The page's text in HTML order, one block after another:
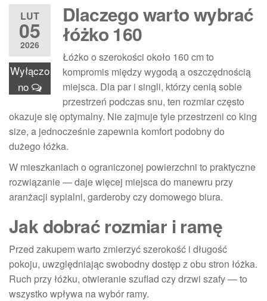
LUT
05
2026
Wyłączo
no
Dlaczego warto wybrać
łóżko 160
Łóżko o szerokości około 160 cm to
kompromis między wygodą a oszczędnością
miejsca. Dla par i singli, którzy cenią sobie
przestrzeń podczas snu, ten rozmiar często
okazuje się optymalny. Nie zajmuje tyle przestrzeni co king
size, a jednocześnie zapewnia komfort podobny do
dużego łóżka.
W mieszkaniach o ograniczonej powierzchni to praktyczne
rozwiązanie — daje więcej miejsca do manewru przy
aranżacji sypialni, garderoby czy domowego biura.
Jak dobrać rozmiar i ramę
Przed zakupem warto zmierzyć szerokość i długość
pokoju, uwzględniając swobodny dostęp z obu stron łóżka.
Ruch przy łóżku, otwieranie szuflad czy drzwi szafy — to
wszystko wpływa na wybór ramy.